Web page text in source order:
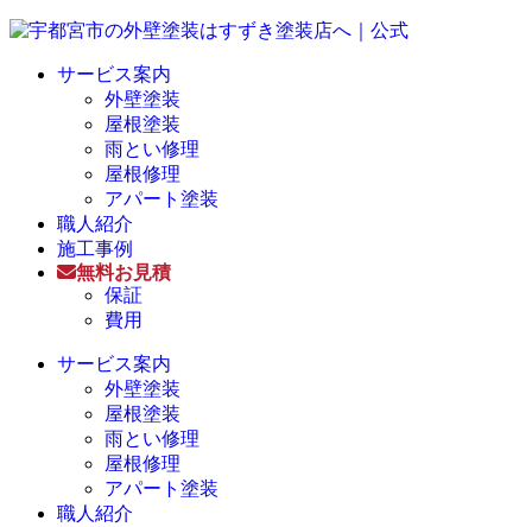
サービス案内
外壁塗装
屋根塗装
雨とい修理
屋根修理
アパート塗装
職人紹介
施工事例
無料お見積
保証
費用
サービス案内
外壁塗装
屋根塗装
雨とい修理
屋根修理
アパート塗装
職人紹介